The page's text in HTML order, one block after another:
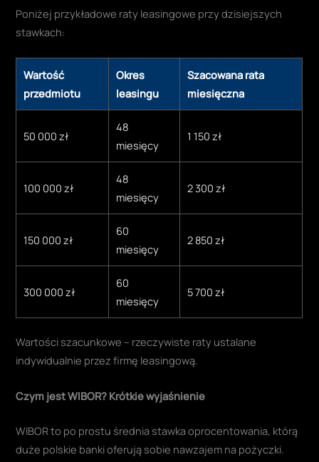
Poniżej przykładowe raty leasingowe przy dzisiejszych
stawkach:
Wartość
przedmiotu
Okres
leasingu
Szacowana rata
miesięczna
50 000 zł
48
miesięcy
1 150 zł
100 000 zł
48
miesięcy
2 300 zł
150 000 zł
60
miesięcy
2 850 zł
300 000 zł
60
miesięcy
5 700 zł
Wartości szacunkowe – rzeczywiste raty ustalane
indywidualnie przez firmę leasingową.
Czym jest WIBOR? Krótkie wyjaśnienie
WIBOR to po prostu średnia stawka oprocentowania, którą
duże polskie banki oferują sobie nawzajem na pożyczki.